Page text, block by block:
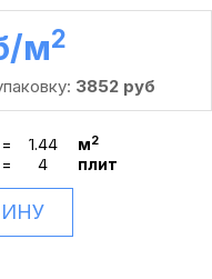
/м2
3852 руб
= м2
= плит